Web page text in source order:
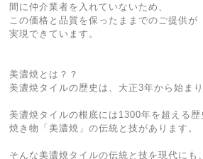
間に仲介業者を入れていないため、
この価格と品質を保ったままでのご提供が
実現できています。
美濃焼とは？？
美濃焼タイルの歴史は、大正3年から始まり
美濃焼タイルの根底には1300年を超える
焼き物「美濃焼」の伝統と技があります。
そんな美濃焼タイルの伝統と技を現代にも